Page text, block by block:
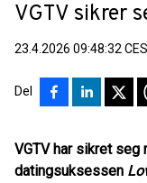
VGTV sikrer
23.4.2026 09:48:32
Del
VGTV har sikret
datingsuksessen